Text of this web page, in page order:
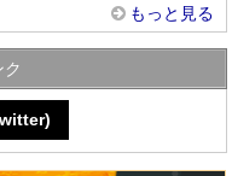
もっと見る
ク